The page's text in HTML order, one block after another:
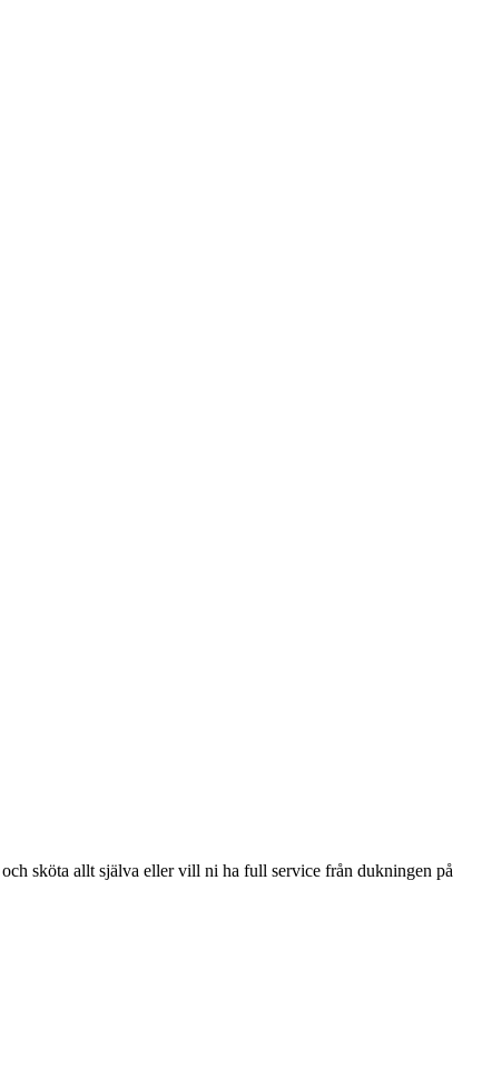
sköta allt själva eller vill ni ha full service från dukningen på